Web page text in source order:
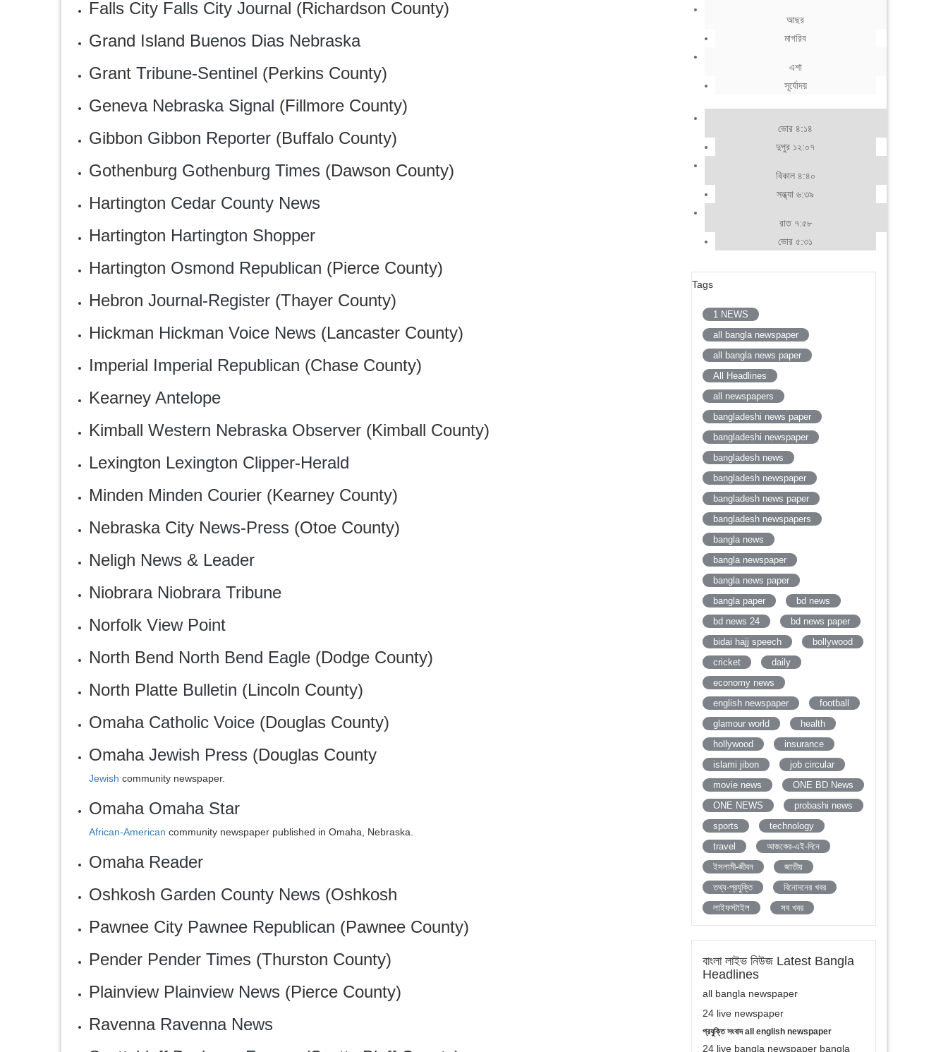
Falls City Falls City Journal (Richardson County)
Grand Island Buenos Dias Nebraska
Grant Tribune-Sentinel (Perkins County)
Geneva Nebraska Signal (Fillmore County)
Gibbon Gibbon Reporter (Buffalo County)
Gothenburg Gothenburg Times (Dawson County)
Hartington Cedar County News
Hartington Hartington Shopper
Hartington Osmond Republican (Pierce County)
Hebron Journal-Register (Thayer County)
Hickman Hickman Voice News (Lancaster County)
Imperial Imperial Republican (Chase County)
Kearney Antelope
Kimball Western Nebraska Observer (Kimball County)
Lexington Lexington Clipper-Herald
Minden Minden Courier (Kearney County)
Nebraska City News-Press (Otoe County)
Neligh News & Leader
Niobrara ‎Niobrara Tribune
Norfolk View Point
North Bend North Bend Eagle (Dodge County)
North Platte Bulletin (Lincoln County)
Omaha Catholic Voice (Douglas County)
Omaha Jewish Press (Douglas County
Jewish community newspaper.
Omaha Omaha Star
African-American community newspaper published in Omaha, Nebraska.
Omaha Reader
Oshkosh Garden County News (Oshkosh
Pawnee City Pawnee Republican (Pawnee County)
Pender Pender Times (Thurston County)
Plainview Plainview News (Pierce County)
Ravenna ‎Ravenna News
আছর
মাগরিব
এশা
সূর্যোদয়
ভোর ৪:১৪
দুপুর ১২:০৭
বিকাল ৪:৪০
সন্ধ্যা ৬:৩৯
রাত ৭:৫৮
ভোর ৫:৩১
Tags
1 NEWS
all bangla newspaper
all bangla news paper
All Headlines
all newspapers
bangladeshi news paper
bangladeshi newspaper
bangladesh news
bangladesh newspaper
bangladesh news paper
bangladesh newspapers
bangla news
bangla newspaper
bangla news paper
bangla paper
bd news
bd news 24
bd news paper
bidai hajj speech
bollywood
cricket
daily
economy news
english newspaper
football
glamour world
health
hollywood
insurance
islami jibon
job circular
movie news
ONE BD News
ONE NEWS
probashi news
sports
technology
travel
আজকের-এই-দিনে
ইসলামী-জীবন
জাতীয়
তথ্য-প্রযুক্তি
বিনোদনের খবর
লাইফস্টাইল
সব খবর
বাংলা লাইভ নিউজ Latest Bangla
Headlines
all bangla newspaper
24 live newspaper
প্রযুক্তি সংবাদ all english newspaper
24 live bangla newspaper bangla